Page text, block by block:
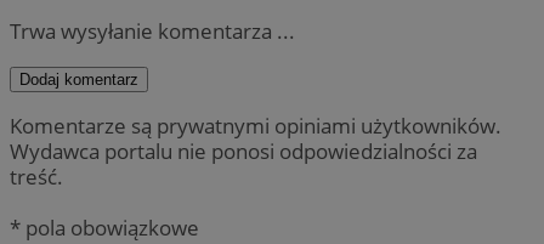
Trwa wysyłanie komentarza ...
Dodaj komentarz
Komentarze są prywatnymi opiniami użytkowników.
Wydawca portalu nie ponosi odpowiedzialności za
treść.
* pola obowiązkowe